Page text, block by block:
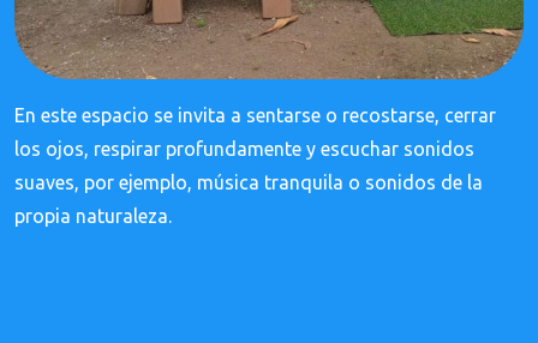
En este espacio se invita a sentarse o recostarse, cerrar
los ojos, respirar profundamente y escuchar sonidos
suaves, por ejemplo, música tranquila o sonidos de la
propia naturaleza.